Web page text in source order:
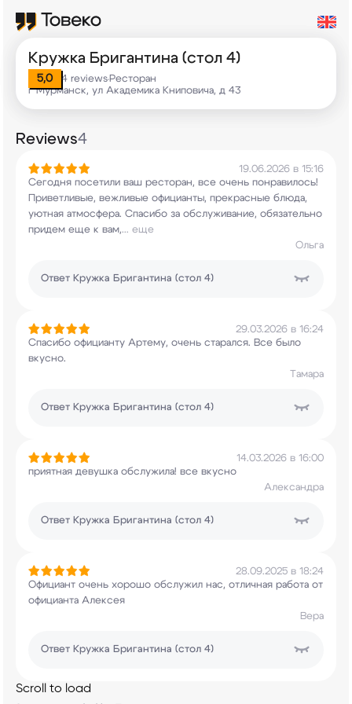
Кружка Бригантина (стол 4)
5,0 4 reviews•Ресторан
г Мурманск, ул Академика Книповича, д 43
Reviews4
19.06.2026 в 15:16
Сегодня посетили ваш ресторан, все очень понравилось!
Приветливые, вежливые официанты, прекрасные блюда,
уютная атмосфера. Спасибо за обслуживание, обязательно
придем еще к вам,... еще
Ольга
Ответ Кружка Бригантина (стол 4)
29.03.2026 в 16:24
Спасибо официанту Артему, очень старался. Все было
вкусно.
Тамара
Ответ Кружка Бригантина (стол 4)
14.03.2026 в 16:00
приятная девушка обслужила! все вкусно
Александра
Ответ Кружка Бригантина (стол 4)
28.09.2025 в 18:24
Официант очень хорошо обслужил нас, отличная работа от
официанта Алексея
Вера
Ответ Кружка Бригантина (стол 4)
Scroll to load